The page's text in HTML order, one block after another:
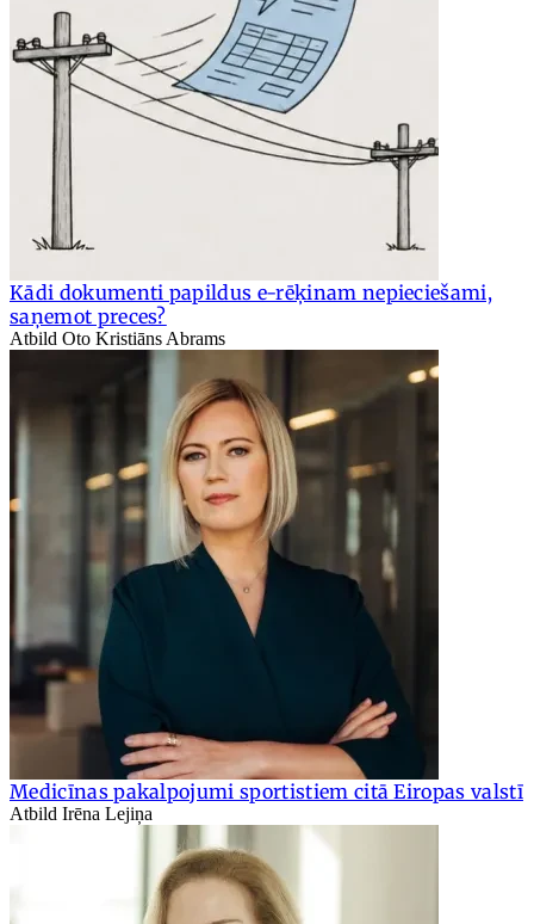
Kādi dokumenti papildus e-rēķinam nepieciešami,
saņemot preces?
Atbild Oto Kristiāns Abrams
Medicīnas pakalpojumi sportistiem citā Eiropas valstī
Atbild Irēna Lejiņa